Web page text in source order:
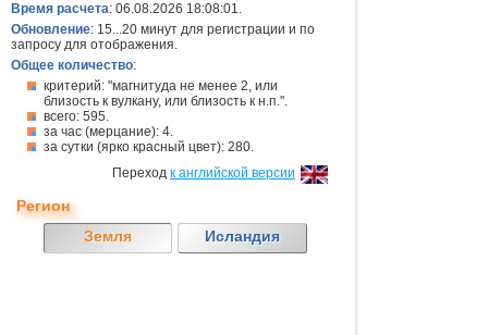
Время расчета: 06.08.2026 18:08:01.
Обновление: 15...20 минут для регистрации и по
запросу для отображения.
Общее количество:
критерий: "магнитуда не менее 2, или
близость к вулкану, или близость к н.п.".
всего: 595.
за час (мерцание): 4.
за сутки (ярко красный цвет): 280.
Переход к английской версии
Регион
Земля
Исландия